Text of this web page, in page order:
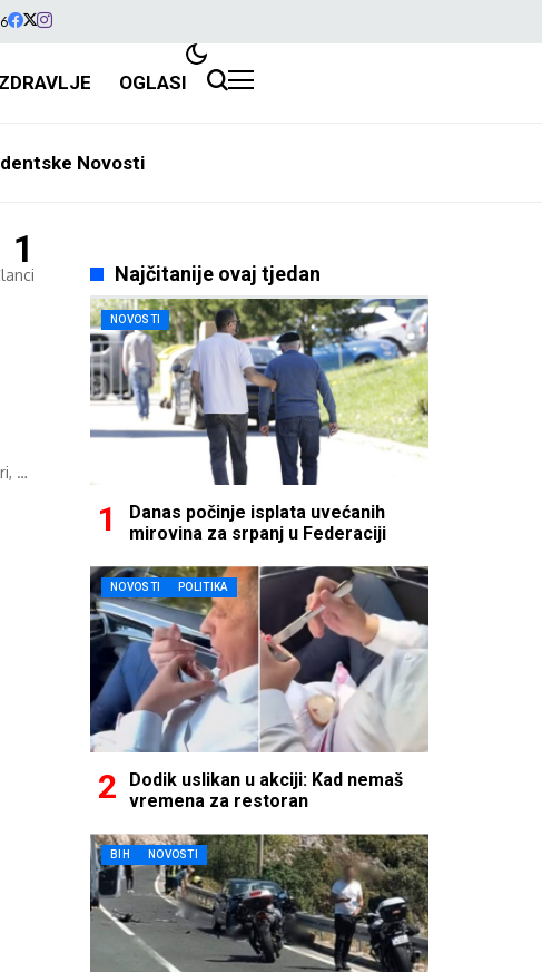
ZDRAVLJE OGLASI
Novosti
1
a
Najčitanije ovaj tjedan
NOVOSTI
Danas počinje isplata uvećanih
mirovina za srpanj u Federaciji
NOVOSTI POLITIKA
Dodik uslikan u akciji: Kad nemaš
vremena za restoran
BIH NOVOSTI